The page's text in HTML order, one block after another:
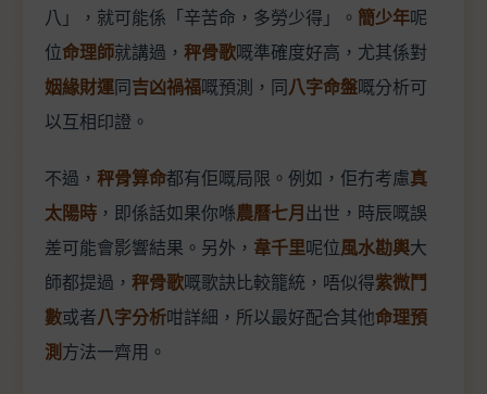
八」，就可能係「辛苦命，多勞少得」。 簡少年呢
位命理師就講過， 秤骨歌嘅準確度好高，尤其係對
姻緣財運同吉凶禍福嘅預測，同八字命盤嘅分析可
以互相印證。
不過， 秤骨算命都有佢嘅局限。例如，佢冇考慮真
太陽時 ，即係話如果你喺農曆七月出世，時辰嘅誤
差可能會影響結果。另外， 韋千里呢位風水勘輿大
師都提過， 秤骨歌嘅歌訣比較籠統，唔似得紫微鬥
數或者八字分析咁詳細，所以最好配合其他命理預
測方法一齊用。